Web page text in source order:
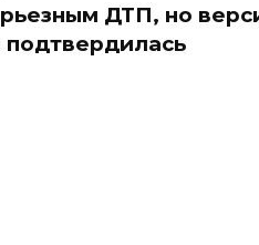
Не ешьте эту
ДТП, но
подтвердилась